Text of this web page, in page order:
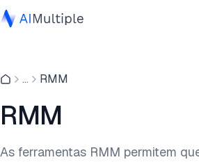
Segurança cibernética
Software Empresarial
... RMM
RMM
As ferramentas RMM permitem